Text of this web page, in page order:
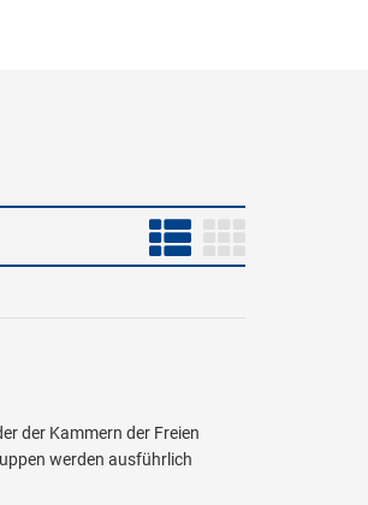
der Kammern der Freien
werden ausführlich